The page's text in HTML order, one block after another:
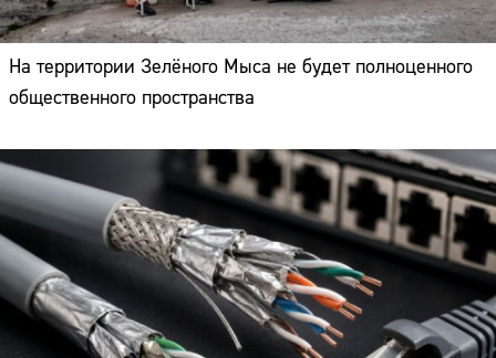
На территории Зелёного Мыса не будет полноценного
общественного пространства